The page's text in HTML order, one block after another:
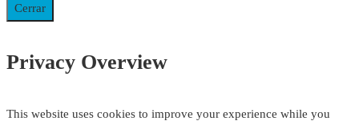
Cerrar
Privacy Overview
This website uses cookies to improve your experience while you